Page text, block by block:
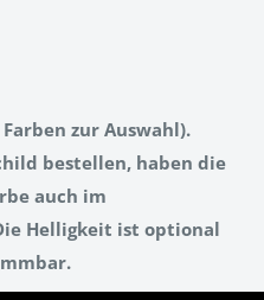
zur Auswahl).
bestellen, haben die
auch im
Helligkeit ist optional